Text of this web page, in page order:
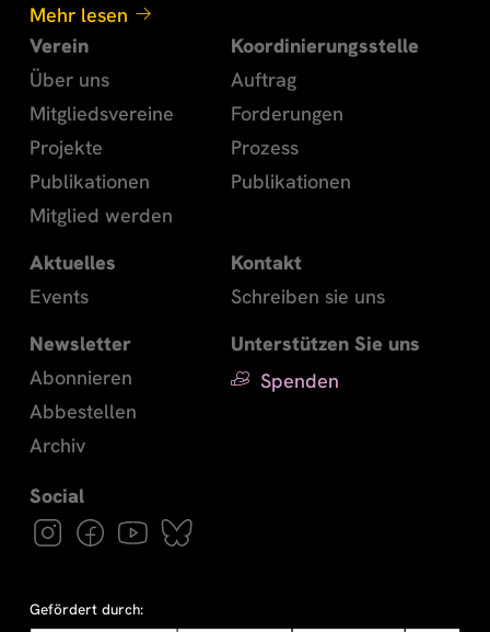
Mehr lesen
Verein
Über uns
Mitgliedsvereine
Projekte
Publikationen
Mitglied werden
Koordinierungsstelle
Auftrag
Forderungen
Prozess
Publikationen
Aktuelles
Events
Kontakt
Schreiben sie uns
Newsletter
Abonnieren
Abbestellen
Archiv
Unterstützen Sie uns
Spenden
Gefördert durch: